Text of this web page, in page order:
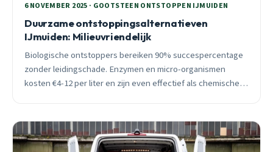
6 NOVEMBER 2025 · GOOTSTEEN ONTSTOPPEN IJMUIDEN
Duurzame ontstoppingsalternatieven
IJmuiden: Milieuvriendelijk
Biologische ontstoppers bereiken 90% succespercentage
zonder leidingschade. Enzymen en micro-organismen
kosten €4-12 per liter en zijn even effectief als chemische